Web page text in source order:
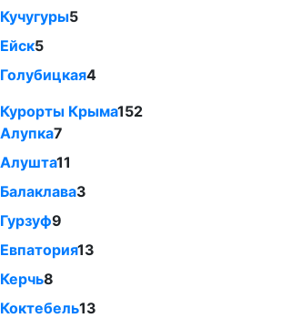
Кучугуры5
Ейск5
Голубицкая4
Курорты Крыма152
Алупка7
Алушта11
Балаклава3
Гурзуф9
Евпатория13
Керчь8
Коктебель13